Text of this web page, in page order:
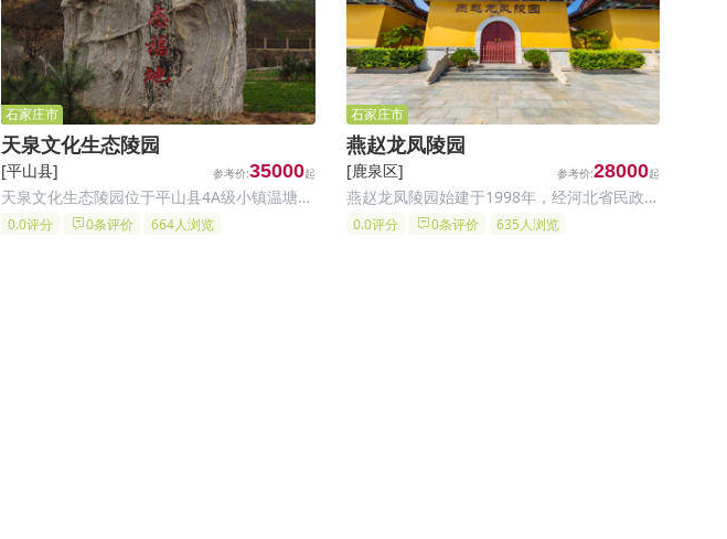
石家庄市
天泉文化生态陵园
[平山县] 35000
天泉文化生态陵园位于平山县4A级小镇温塘镇
西侧3公里处，毗邻岗南水库。整个陵园三面
0.0评分 0条评价 664人浏览
石家庄市
​燕赵龙凤陵园
[鹿泉区] 28000
燕赵龙凤陵园始建于1998年，经河北省民政
厅、石家庄市人民政府批准建造，由福建宁德
0.0评分 0条评价 635人浏览